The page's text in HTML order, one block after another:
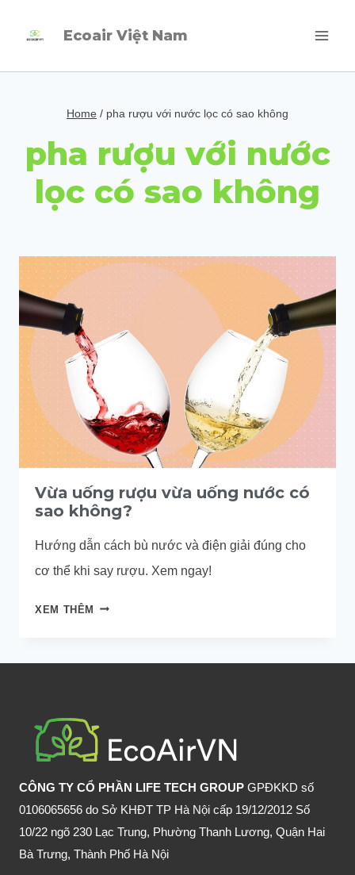
Ecoair Việt Nam
Home / pha rượu với nước lọc có sao không
pha rượu với nước
lọc có sao không
Vừa uống rượu vừa uống nước có
sao không?
Hướng dẫn cách bù nước và điện giải đúng cho
cơ thể khi say rượu. Xem ngay!
XEM THÊM VỪA
VỪA
CÓ
SAO
KHÔNG?
CÔNG TY CỔ PHẦN LIFE TECH GROUP GPĐKKD số
0106065656 do Sở KHĐT TP Hà Nội cấp 19/12/2012 Số
10/22 ngõ 230 Lạc Trung, Phường Thanh Lương, Quận Hai
Bà Trưng, Thành Phố Hà Nội